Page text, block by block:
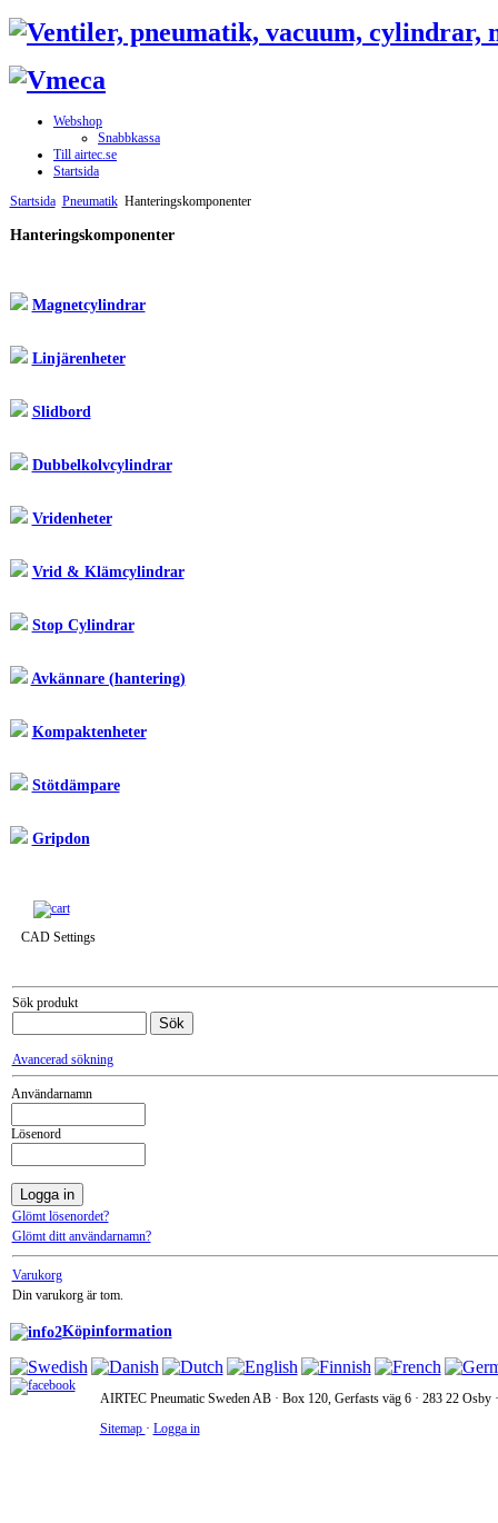
Webshop
Snabbkassa
Till airtec.se
Startsida
Startsida Pneumatik Hanteringskomponenter
Hanteringskomponenter
Magnetcylindrar
Linjärenheter
Slidbord
Dubbelkolvcylindrar
Vridenheter
Vrid & Klämcylindrar
Stop Cylindrar
Avkännare (hantering)
Kompaktenheter
Stötdämpare
Gripdon
CAD Settings
Sök produkt
Avancerad sökning
Användarnamn
Lösenord
Glömt lösenordet?
Glömt ditt användarnamn?
Varukorg
Din varukorg är tom.
Köpinformation
AIRTEC Pneumatic Sweden AB · Box 120, Gerfasts väg 6 · 283 22
Sitemap · Logga in